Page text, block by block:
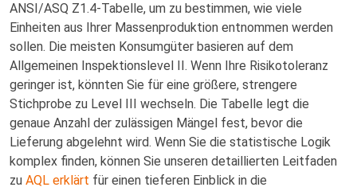
ANSI/ASQ Z1.4-Tabelle, um zu bestimmen, wie viele
Einheiten aus Ihrer Massenproduktion entnommen werden
sollen. Die meisten Konsumgüter basieren auf dem
Allgemeinen Inspektionslevel II. Wenn Ihre Risikotoleranz
geringer ist, könnten Sie für eine größere, strengere
Stichprobe zu Level III wechseln. Die Tabelle legt die
genaue Anzahl der zulässigen Mängel fest, bevor die
Lieferung abgelehnt wird. Wenn Sie die statistische Logik
komplex finden, können Sie unseren detaillierten Leitfaden
zu AQL erklärt für einen tieferen Einblick in die